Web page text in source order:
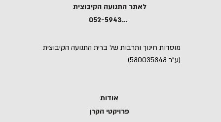
052-5943591
לאתר התנועה הקיבוצית
מוסדות חינוך ותרבות של ברית התנועה הקיבוצית
(ע"ר 580035848)
אודות
פרויקטי הקרן